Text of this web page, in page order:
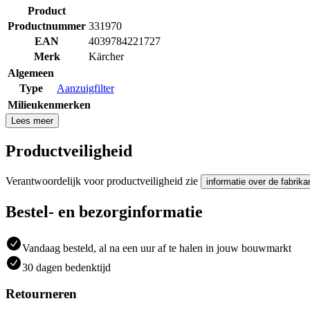
Product
Productnummer 331970
EAN
4039784221727
Merk
Kärcher
Algemeen
Type
Aanzuigfilter
Milieukenmerken
Lees meer
Productveiligheid
Verantwoordelijk voor productveiligheid zie informatie over de
Bestel- en bezorginformatie
Vandaag besteld, al na een uur af te halen in jouw bouwmarkt
30 dagen bedenktijd
Retourneren